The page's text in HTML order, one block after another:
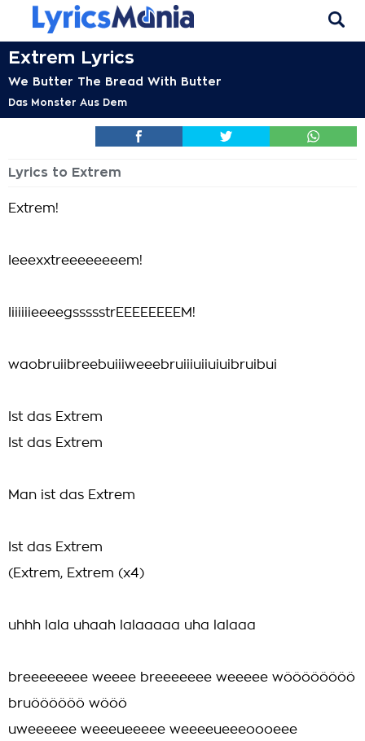
Extrem Lyrics
We Butter The Bread With Butter
Das Monster Aus Dem
Lyrics to Extrem
Extrem!
Ieeexxtreeeeeeeem!
IiiiiiieeeegssssstrEEEEEEEEM!
waobruiibreebuiiiweeebruiiiuiiuiuibruibui
Ist das Extrem
Ist das Extrem
Man ist das Extrem
Ist das Extrem
(Extrem, Extrem (x4)
uhhh lala uhaah lalaaaaa uha lalaaa
breeeeeeee weeee breeeeeee weeeee wöööööööö
bruöööööö wööö
uweeeeee weeeueeeee weeeeueeeoooeee